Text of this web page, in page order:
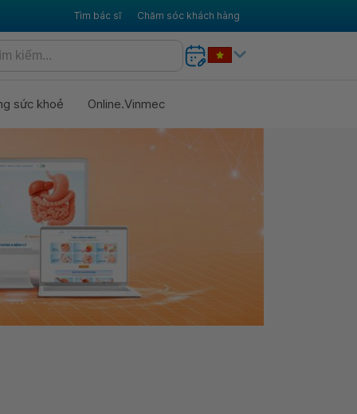
Tìm bác sĩ Chăm sóc khách hàng
sức khoẻ Online.Vinmec